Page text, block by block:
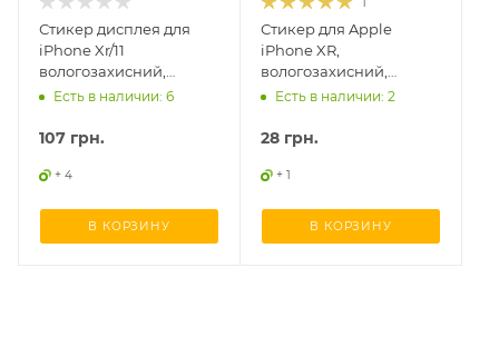
Стикер дисплея для
iPhone Xr/11
вологозахисний,
оригінал
Есть в наличии: 6
107 грн.
+ 4
В КОРЗИНУ
Стикер для Apple
iPhone XR,
вологозахисний,
чорний
Есть в наличии: 2
28 грн.
+ 1
В КОРЗИНУ